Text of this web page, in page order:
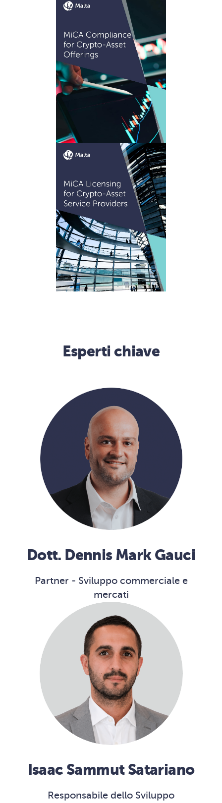
Esperti chiave
Dott. Dennis Mark Gauci
Partner - Sviluppo commerciale e
mercati
Isaac Sammut Satariano
Responsabile dello Sviluppo